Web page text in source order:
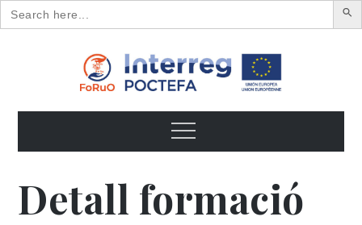
Search
for:
FoRuO
frutos
Menu
Detall formació